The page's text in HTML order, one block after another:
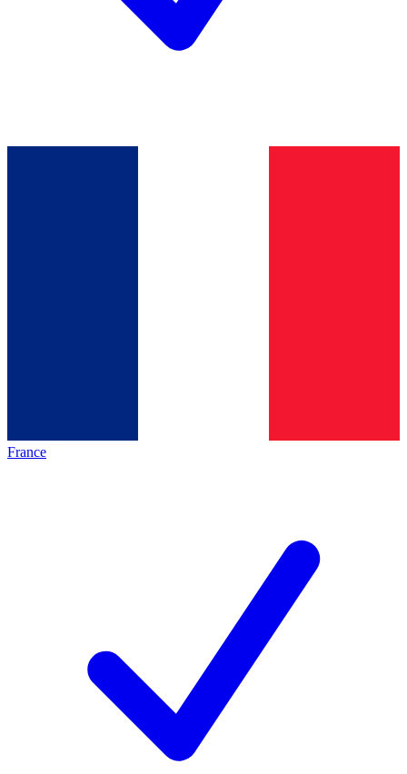
France